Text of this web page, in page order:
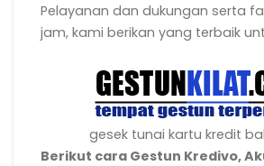
Pelayanan dan dukungan serta
jam, kami berikan yang terbaik
gesek tunai kartu kredit
Berikut cara Gestun Kredivo,